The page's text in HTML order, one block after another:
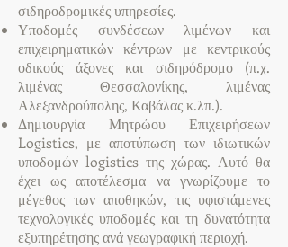
σιδηροδρομικές υπηρεσίες.
Υποδομές συνδέσεων λιμένων και
επιχειρηματικών κέντρων με κεντρικούς
οδικούς άξονες και σιδηρόδρομο (π.χ.
λιμένας Θεσσαλονίκης, λιμένας
Αλεξανδρούπολης, Καβάλας κ.λπ.).
Δημιουργία Μητρώου Επιχειρήσεων
Logistics, με αποτύπωση των ιδιωτικών
υποδομών logistics της χώρας. Αυτό θα
έχει ως αποτέλεσμα να γνωρίζουμε το
μέγεθος των αποθηκών, τις υφιστάμενες
τεχνολογικές υποδομές και τη δυνατότητα
εξυπηρέτησης ανά γεωγραφική περιοχή.